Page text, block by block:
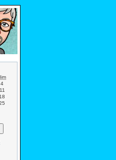
4
11
18